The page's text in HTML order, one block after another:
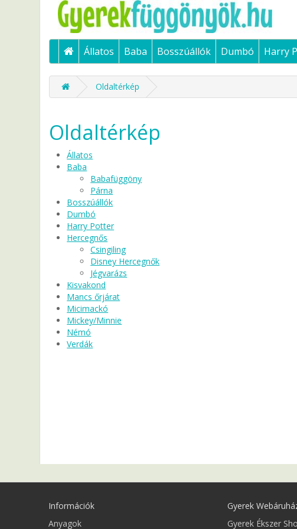
Állatos Baba Bosszúállók Dumbó Harry
Oldaltérkép
Oldaltérkép
Állatos
Baba
Babafüggöny
Párna
Bosszúállók
Dumbó
Harry Potter
Hercegnős
Csingiling
Disney Hercegnők
Jégvarázs
Kisvakond
Mancs őrjárat
Micimackó
Mickey/Minnie
Némó
Verdák
Információk
Anyagok
Gyerek
Gyerek Ékszer